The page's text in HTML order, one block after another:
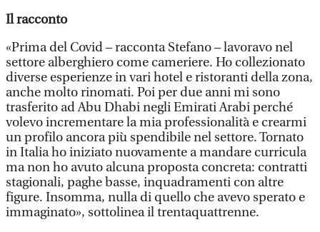
Il racconto
«Prima del Covid – racconta Stefano – lavoravo nel
settore alberghiero come cameriere. Ho collezionato
diverse esperienze in vari hotel e ristoranti della zona,
anche molto rinomati. Poi per due anni mi sono
trasferito ad Abu Dhabi negli Emirati Arabi perché
volevo incrementare la mia professionalità e crearmi
un profilo ancora più spendibile nel settore. Tornato
in Italia ho iniziato nuovamente a mandare curricula
ma non ho avuto alcuna proposta concreta: contratti
stagionali, paghe basse, inquadramenti con altre
figure. Insomma, nulla di quello che avevo sperato e
immaginato», sottolinea il trentaquattrenne.